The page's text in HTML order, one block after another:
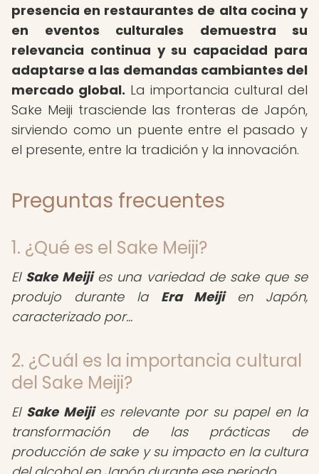
presencia en restaurantes de alta cocina y
en eventos culturales demuestra su
relevancia continua y su capacidad para
adaptarse a las demandas cambiantes del
mercado global. La importancia cultural del
Sake Meiji trasciende las fronteras de Japón,
sirviendo como un puente entre el pasado y
el presente, entre la tradición y la innovación.
Preguntas frecuentes
1. ¿Qué es el Sake Meiji?
El Sake Meijies una variedad de sake que se
produjo durante la Era Meijien Japón,
caracterizado por...
2. ¿Cuál es la importancia cultural
del Sake Meiji?
El Sake Meijies relevante por su papel en la
transformación de las prácticas de
producción de sake y su impacto en la cultura